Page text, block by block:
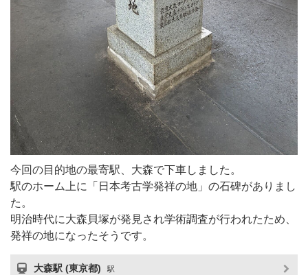
今回の目的地の最寄駅、大森で下車しました。
駅のホーム上に「日本考古学発祥の地」の石碑がありまし
た。
明治時代に大森貝塚が発見され学術調査が行われたため、
発祥の地になったそうです。
大森駅 (東京都) 駅